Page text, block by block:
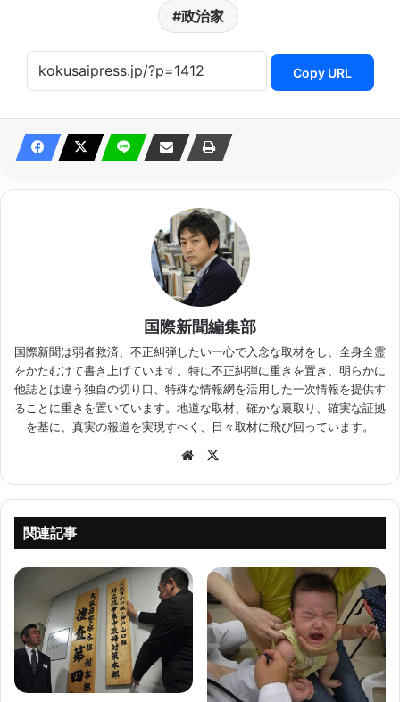
政治家
Copy URL
国際新聞編集部
国際新聞は弱者救済、不正糾弾したい一心で入念な取材をし、全身全霊
をかたむけて書き上げています。特に不正糾弾に重きを置き、明らかに
他誌とは違う独自の切り口、特殊な情報網を活用した一次情報を提供す
ることに重きを置いています。地道な取材、確かな裏取り、確実な証拠
を基に、真実の報道を実現すべく、日々取材に飛び回っています。
Website
関連記事